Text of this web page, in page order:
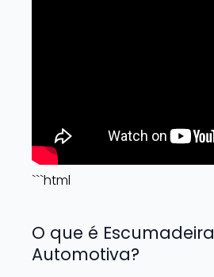
```html
O que é Escumadeira
Automotiva?